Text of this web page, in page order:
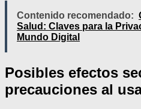
Contenido recomendado:
Salud: Claves para la
Mundo Digital
Posibles efectos
precauciones al